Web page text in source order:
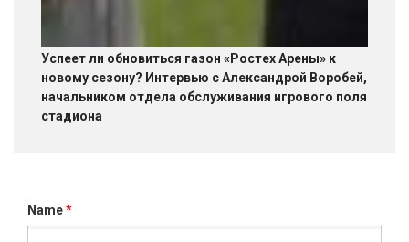
Успеет ли обновиться газон «Ростех Арены» к
новому сезону? Интервью с Александрой Воробей,
начальником отдела обслуживания игрового поля
стадиона
Name*